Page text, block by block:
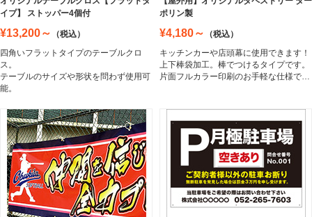
アルミ複合板
Aluminum Composite Board
スチレンボード
Styrene Board
板材
Board
イプ】 ストッパー4個付
¥13,200～
（税込）
四角いフラットタイプのテーブルクロ
ス。
テーブルのサイズや形状を問わず使用可
能。
ポリン製
¥4,180～
（税込）
キッチンカーや店頭幕に使用できます！
上下棒袋加工。棒でつけるタイプです。
片面フルカラー印刷のお手軽な仕様で…